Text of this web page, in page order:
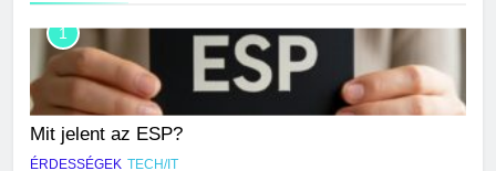
1
Mit jelent az ESP?
ÉRDESSÉGEK TECH/IT